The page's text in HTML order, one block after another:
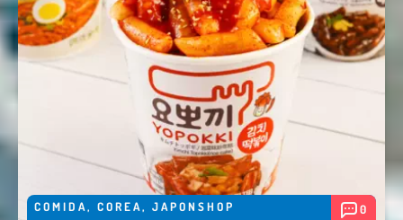
COMIDA, COREA, JAPONSHOP 0